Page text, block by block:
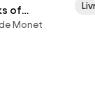
of
Monet